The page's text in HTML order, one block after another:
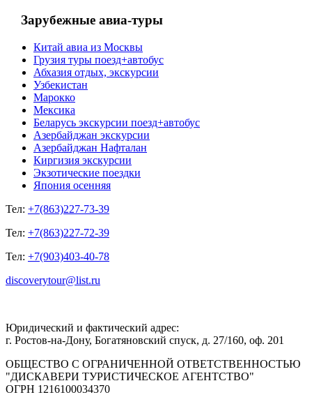
Зарубежные авиа-туры
Китай авиа из Москвы
Грузия туры поезд+автобус
Абхазия отдых, экскурсии
Узбекистан
Марокко
Мексика
Беларусь экскурсии поезд+автобус
Азербайджан экскурсии
Азербайджан Нафталан
Киргизия экскурсии
Экзотические поездки
Япония осенняя
Тел: +7(863)227-73-39
Тел: +7(863)227-72-39
Тел: +7(903)403-40-78
discoverytour@list.ru
Юридический и фактический адрес:
г. Ростов-на-Дону, Богатяновский спуск, д. 27/160, оф. 201
ОБЩЕСТВО С ОГРАНИЧЕННОЙ ОТВЕТСТВЕННОСТЬЮ
"ДИСКАВЕРИ ТУРИСТИЧЕСКОЕ АГЕНТСТВО"
ОГРН 1216100034370